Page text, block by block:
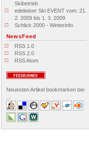
Skibetrieb
edelwiser Ski EVENT vom: 21.
2. 2009 bis 1. 3. 2009
Schlick 2000 - Winterinfo
NewsFeed
RSS 1.0
RSS 2.0
RSS Atom
Neuesten Artikel bookmarken bei